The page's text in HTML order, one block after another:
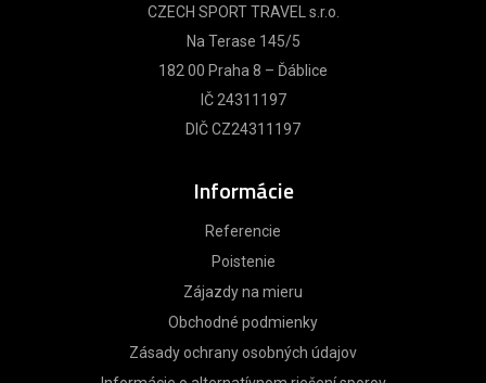
CZECH SPORT TRAVEL s.r.o.
Na Terase 145/5
182 00 Praha 8 – Ďáblice
IČ 24311197
DIČ CZ24311197
Informácie
Referencie
Poistenie
Zájazdy na mieru
Obchodné podmienky
Zásady ochrany osobných údajov